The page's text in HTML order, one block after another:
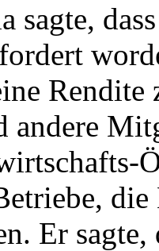
sagte,
Rendite
andere
Er sagte,